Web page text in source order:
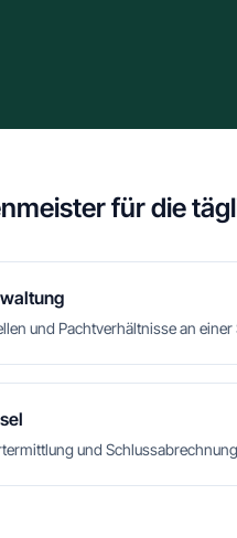
für die
und Pachtverhältnisse an einer
und